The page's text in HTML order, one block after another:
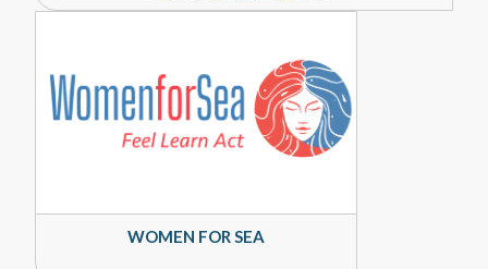
WOMEN FOR SEA